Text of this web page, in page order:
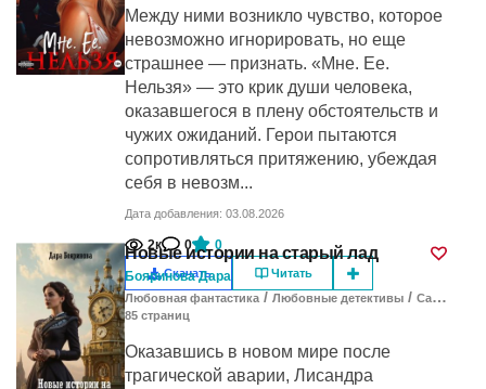
Между ними возникло чувство, которое
невозможно игнорировать, но еще
страшнее — признать. «Мне. Ее.
Нельзя» — это крик души человека,
оказавшегося в плену обстоятельств и
чужих ожиданий. Герои пытаются
сопротивляться притяжению, убеждая
себя в невозм...
Дата добавления: 03.08.2026
2к 0 0
Скачать Читать
Новые истории на старый лад
Бояринова Дара
Любовная фантастика / Любовные детективы / Самиздат
85 cтраниц
Оказавшись в новом мире после
трагической аварии, Лисандра